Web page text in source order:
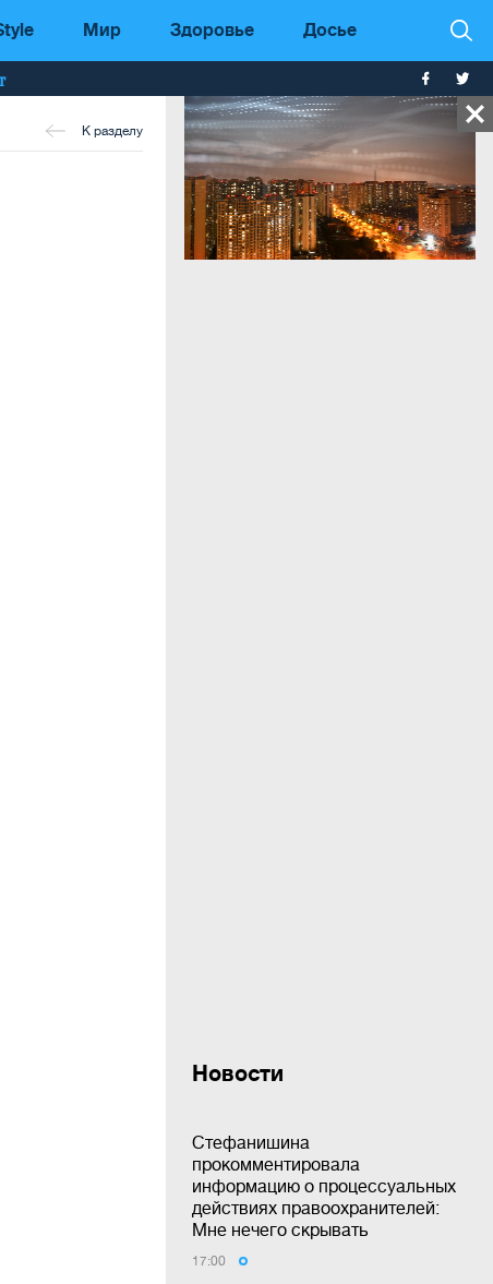
Мир Здоровье Досье
Новости
Стефанишина
прокомментировала
информацию о процессуальных
действиях правоохранителей:
Мне нечего скрывать
17:00
К разделу